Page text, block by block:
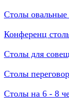
Столы овальные
Конференц
Столы для
Столы
Столы на 6 - 8